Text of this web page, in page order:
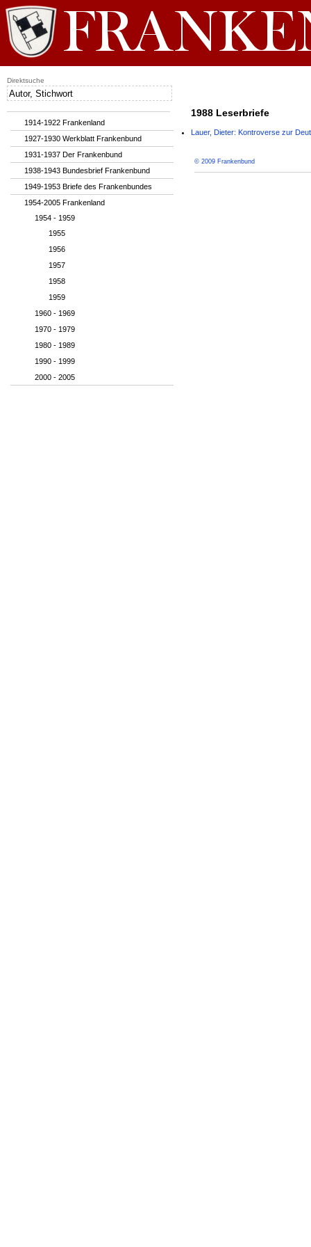
1988 Leserbriefe
Lauer, Dieter: Kontroverse zur
© 2009 Frankenbund
1914-1922 Frankenland
1927-1930 Werkblatt Frankenbund
1931-1937 Der Frankenbund
1938-1943 Bundesbrief Frankenbund
1949-1953 Briefe des Frankenbundes
1954-2005 Frankenland
1954 - 1959
1955
1956
1957
1958
1959
1960 - 1969
1970 - 1979
1980 - 1989
1990 - 1999
2000 - 2005
Direktsuche